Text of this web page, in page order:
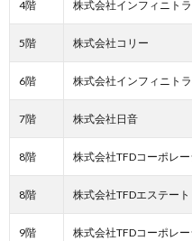
4階 株式会社インフィニト
5階 株式会社コリー
6階 株式会社インフィニト
7階 株式会社日音
8階 株式会社TFDコーポレ
8階 株式会社TFDエステート
9階 株式会社TFDコーポレ